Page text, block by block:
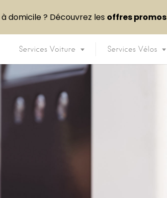
Services Voiture Services Vélos
à domicile ? Découvrez les offres promos